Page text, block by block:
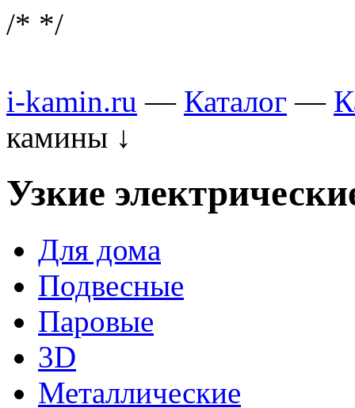
/* */
i-kamin.ru — Каталог —
камины ↓
Узкие
Для дома
Подвесные
Паровые
3D
Металлические